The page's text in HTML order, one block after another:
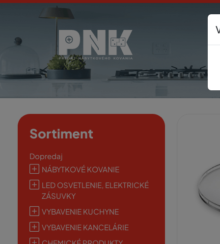
Sortiment
Dopredaj
NÁBYTKOVÉ KOVANIE
LED OSVETLENIE, ELEKTRICKÉ
ZÁSUVKY
VYBAVENIE KUCHYNE
VYBAVENIE KANCELÁRIE